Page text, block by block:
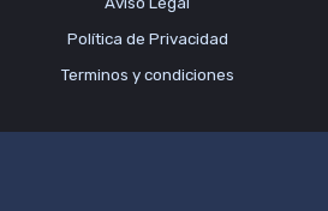
Política de Privacidad
Terminos y condiciones